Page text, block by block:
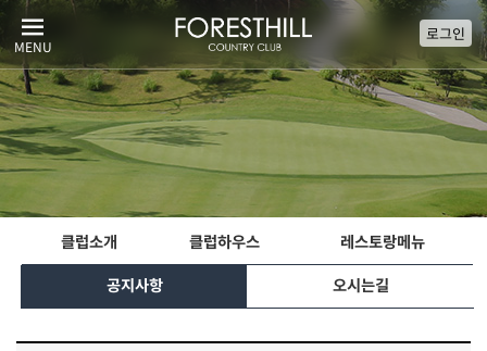
로그인
클럽소개 클럽하우스 레스토랑메뉴
공지사항 오시는길